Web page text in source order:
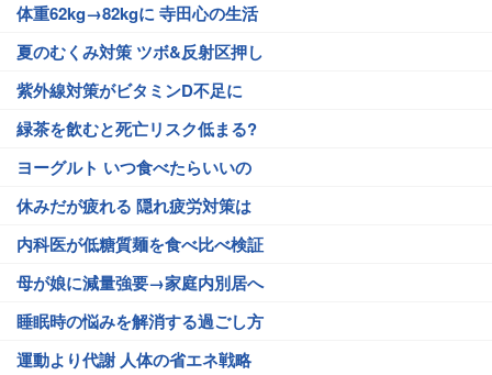
体重62kg→82kgに 寺田心の生活
夏のむくみ対策 ツボ&反射区押し
紫外線対策がビタミンD不足に
緑茶を飲むと死亡リスク低まる?
ヨーグルト いつ食べたらいいの
休みだが疲れる 隠れ疲労対策は
内科医が低糖質麺を食べ比べ検証
母が娘に減量強要→家庭内別居へ
睡眠時の悩みを解消する過ごし方
運動より代謝 人体の省エネ戦略